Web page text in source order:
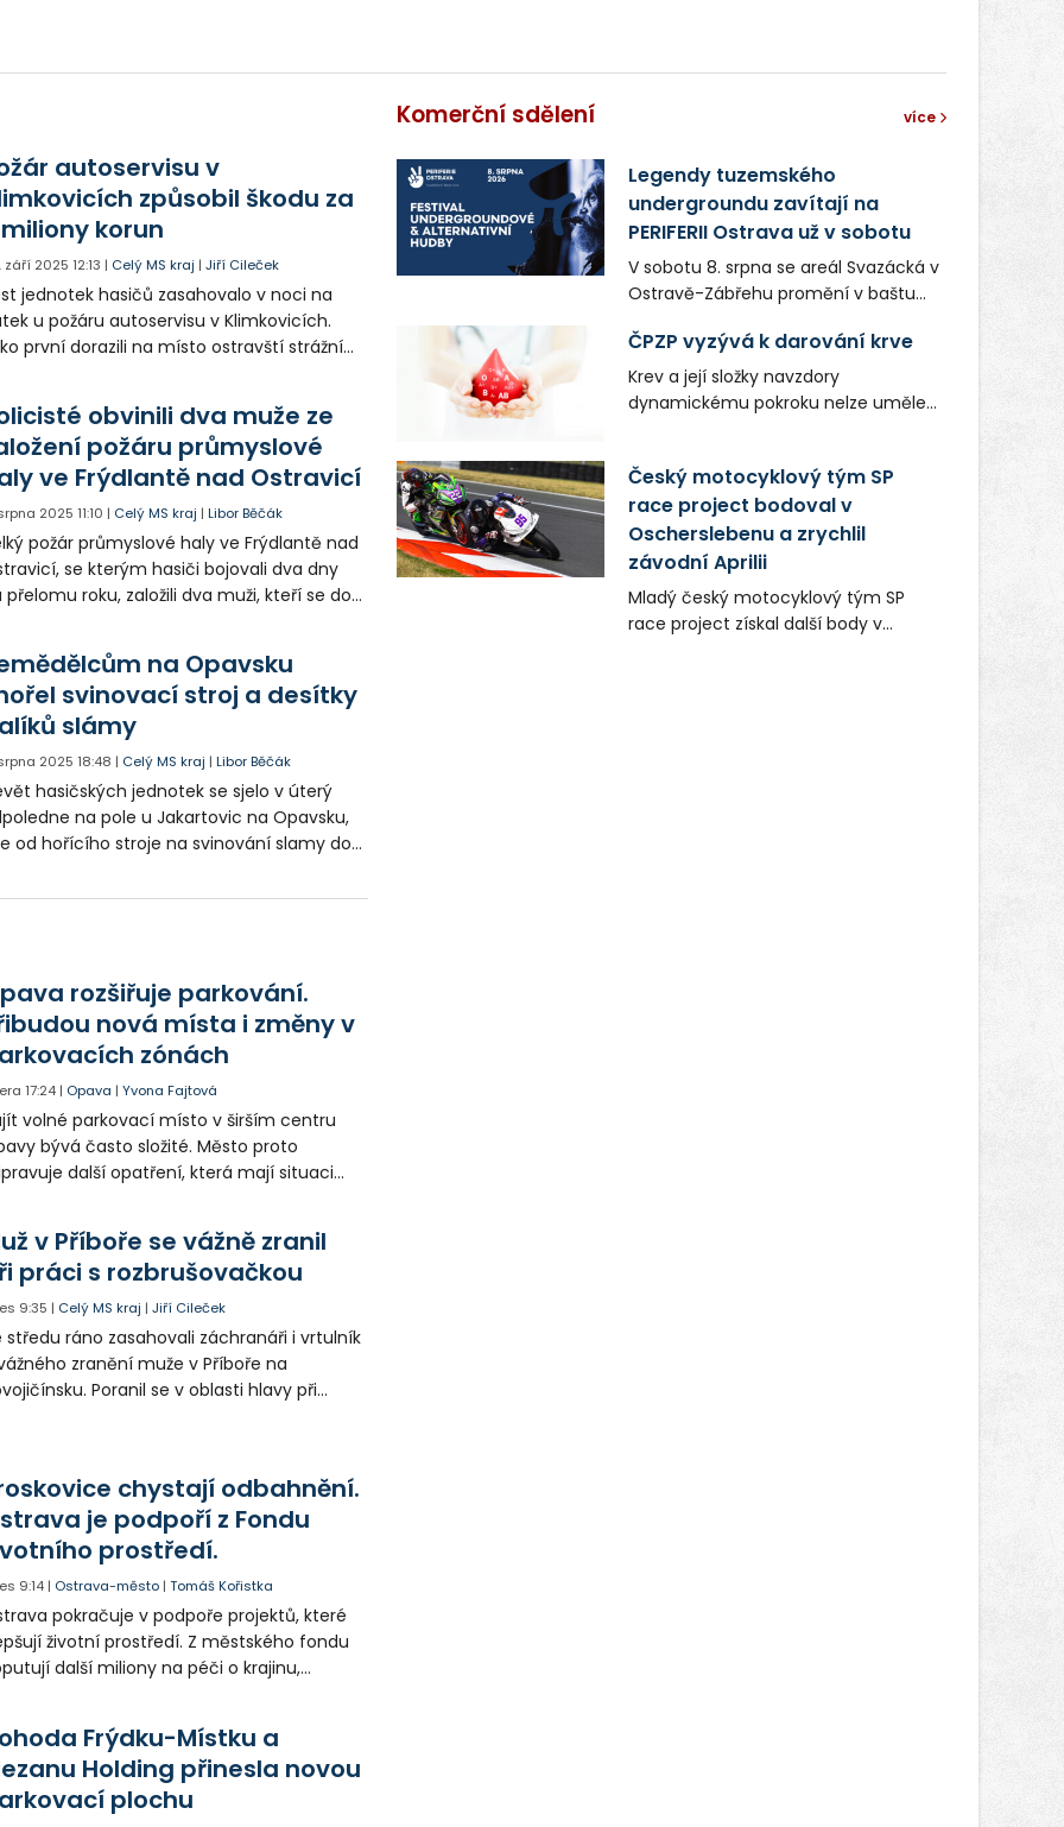
autoservisu v
způsobil škodu za
korun
září 2025 12:13 | Celý MS kraj |Jiří Cileček
jednotek hasičů zasahovalo v noci na
u požáru autoservisu v Klimkovicích.
první dorazili na místo ostravští strážníci
domů a následně asistovali
Jeden hasič se během zásahu zranil
byla odhadnuta na 3 miliony korun.
obvinili dva muže ze
požáru průmyslové
ve Frýdlantě nad Ostravicí
2025 11:10 | Celý MS kraj |Libor Běčák
požár průmyslové haly ve Frýdlantě nad
se kterým hasiči bojovali dva dny
přelomu roku, založili dva muži, kteří se do
oheň, od kterého pak hala začala
tak mohutně, že nebyli schopni ji uhasit
přivolat profesionály.
na Opavsku
svinovací stroj a desítky
slámy
2025 18:48 | Celý MS kraj |Libor Běčák
hasičských jednotek se sjelo v úterý
na pole u Jakartovic na Opavsku,
od hořícího stroje na svinování slamy do
zabránilo oborání hořící části pole.
rozšiřuje parkování.
nová místa i změny v
zónách
17:24 | Opava |Yvona Fajtová
volné parkovací místo v širším centru
bývá často složité. Město proto
další opatření, která mají situaci
řidiče v parkovacích zónách.
v Příboře se vážně zranil
práci s rozbrušovačkou
9:35 | Celý MS kraj |Jiří Cileček
středu ráno zasahovali záchranáři i vrtulník
zranění muže v Příboře na
Poranil se v oblasti hlavy při
chystají odbahnění.
je podpoří z Fondu
prostředí.
9:14 | Ostrava-město |Tomáš Kořistka
pokračuje v podpoře projektů, které
životní prostředí. Z městského fondu
další miliony na péči o krajinu,
Frýdku-Místku a
Holding přinesla novou
plochu
Komerční sdělení více
Legendy tuzemského
undergroundu zavítají na
PERIFERII Ostrava už v sobotu
V sobotu 8. srpna se areál Svazácká v
Ostravě-Zábřehu promění v baštu
hudby. Uskuteční se zde totiž první
ročník festivalu PERIFERIE Ostrava.
Brány areálu se otevřou půlhodinu po
Vstupenky v ceně 450 Kč jsou v
prodeji.
ČPZP vyzývá k darování krve
Krev a její složky navzdory
dynamickému pokroku nelze uměle
nenahraditelnou tělní tekutinu
neobejde. Naléhavá potřeba doplnit
krevní zásoby nastává vždy v létě,
kdy stoupá počet úrazů. Česká
průmyslová zdravotní pojišťovna
(ČPZP) apeluje na všechny, kteří se
těší dobrému zdraví, aby se stali
Český motocyklový tým SP
race project bodoval v
Oscherslebenu a zrychlil
závodní Aprilii
Mladý český motocyklový tým SP
race project získal další body v